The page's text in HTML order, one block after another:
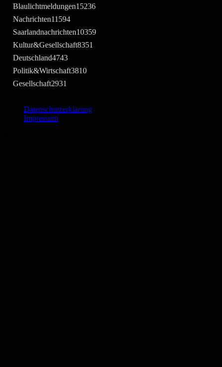
Blaulichtmeldungen15236
Nachrichten11594
Saarlandnachrichten10359
Kultur&Gesellschaft8351
Deutschland4743
Politik&Wirtschaft3810
Gesellschaft2931
Datenschutzerklärung
Impressum